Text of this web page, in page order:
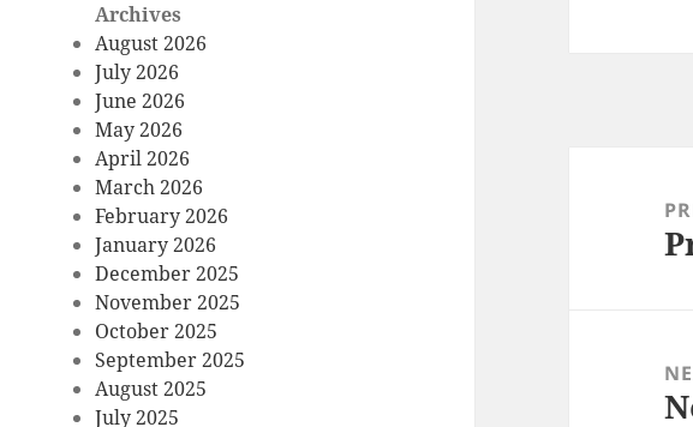
Archives
August 2026
July 2026
June 2026
May 2026
April 2026
March 2026
February 2026
January 2026
December 2025
November 2025
October 2025
September 2025
August 2025
July 2025